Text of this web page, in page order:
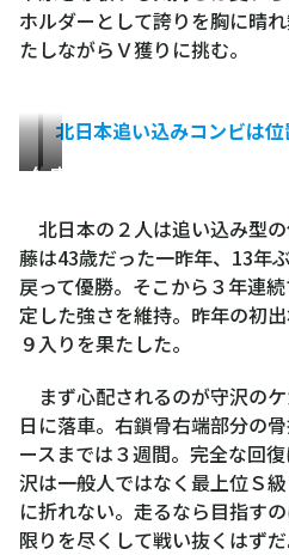
ホルダーとして誇りを胸に晴
たしながらＶ獲りに挑む。
北日本追い込みコンビは
佐
慎
太
郎
守
太
志
北日本の２人は追い込み型
藤は43歳だった一昨年、13年
戻って優勝。そこから３年連
定した強さを維持。昨年の初
９入りを果たした。
まず心配されるのが守沢の
日に落車。右鎖骨右端部分の
ースまでは３週間。完全な回
沢は一般人ではなく最上位Ｓ
に折れない。走るなら目指す
限りを尽くして戦い抜くはずだ